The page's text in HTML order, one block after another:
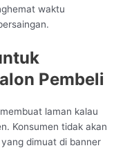
waktu
Pembeli
laman kalau
Konsumen tidak akan
dimuat di banner